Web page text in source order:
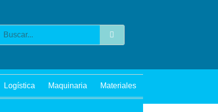
Buscar
Logística Maquinaria Materiales